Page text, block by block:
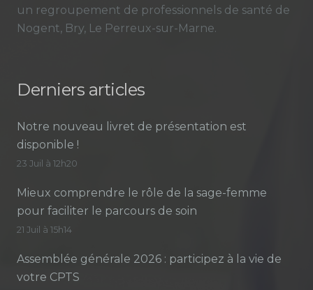
un regroupement de professionnels de santé de
Nogent, Bry, Le Perreux-sur-Marne.
Derniers articles
Notre nouveau livret de présentation est
disponible !
23 Juil à 12h20
Mieux comprendre le rôle de la sage-femme
pour faciliter le parcours de soin
21 Juil à 15h14
Assemblée générale 2026 : participez à la vie de
votre CPTS